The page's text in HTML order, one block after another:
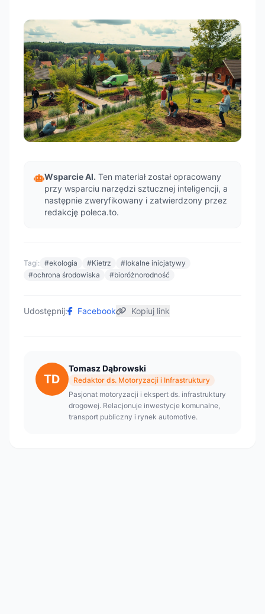
Wsparcie AI. Ten materiał został opracowany
przy wsparciu narzędzi sztucznej inteligencji, a
następnie zweryfikowany i zatwierdzony przez
redakcję poleca.to.
Tagi: #ekologia #Kietrz
#lokalne inicjatywy
#ochrona środowiska
#bioróżnorodność
Udostępnij: Facebook Kopiuj link
TD
Tomasz Dąbrowski
Redaktor ds. Motoryzacji i Infrastruktury
Pasjonat motoryzacji i ekspert ds. infrastruktury
drogowej. Relacjonuje inwestycje komunalne,
transport publiczny i rynek automotive.